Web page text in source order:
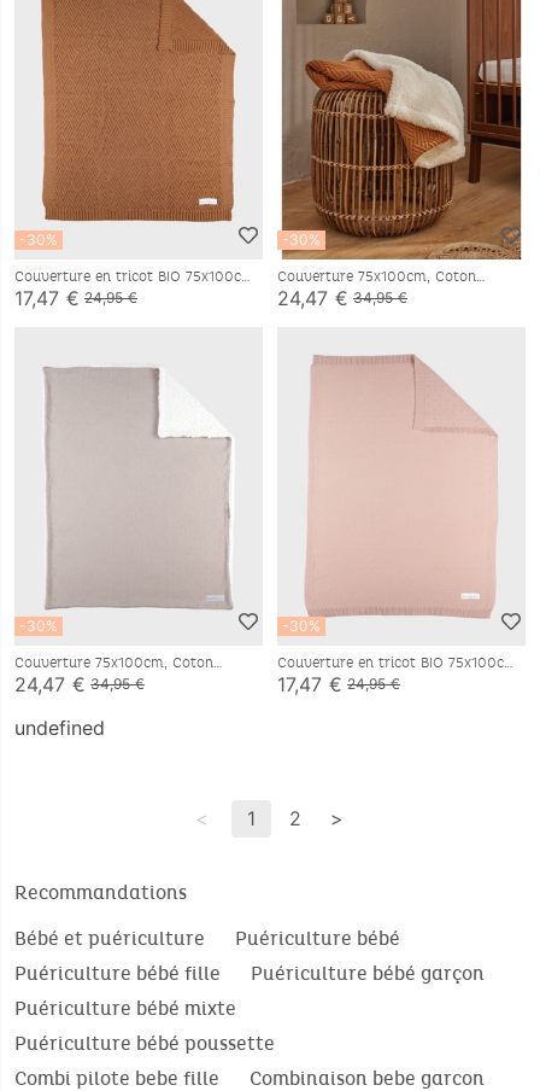
-30%
Couverture en tricot BIO 75x100cm
17,47 € 24,95 €
-30%
Couverture 75x100cm, Coton
BIO/Sherpa
24,47 € 34,95 €
-30%
Couverture 75x100cm, Coton
BIO/Sherpa
24,47 € 34,95 €
-30%
Couverture en tricot BIO 75x100cm
17,47 € 24,95 €
undefined
< 1 2 >
Recommandations
Bébé et puériculture
Puériculture bébé
Puériculture bébé fille
Puériculture bébé garçon
Puériculture bébé mixte
Puériculture bébé poussette
Combi pilote bebe fille
Combinaison bebe garcon